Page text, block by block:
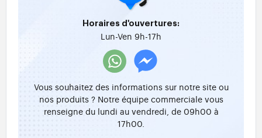
Horaires d'ouvertures:
Lun-Ven 9h-17h
Vous souhaitez des informations sur notre site ou
nos produits ? Notre équipe commerciale vous
renseigne du lundi au vendredi, de 09h00 à
17h00.